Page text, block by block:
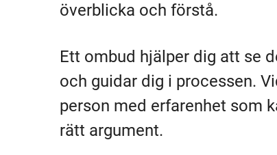
överblicka och förstå.
Ett ombud hjälper dig att se
och guidar dig i processen.
person med erfarenhet som
rätt argument.